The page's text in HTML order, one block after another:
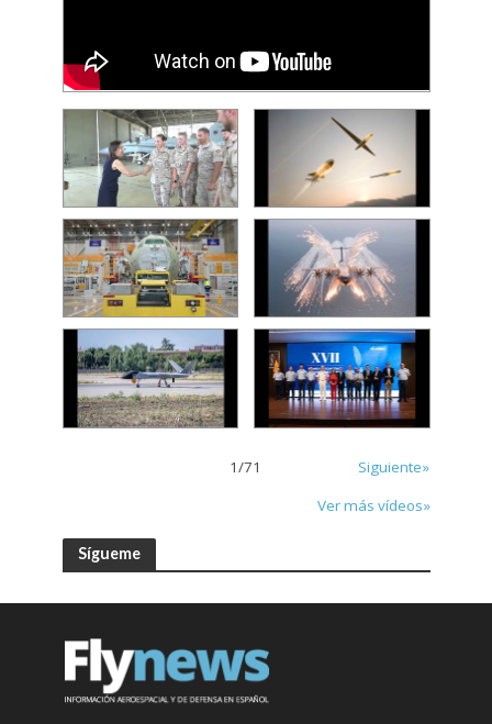
1/71
Siguiente»
Ver más vídeos»
Sígueme